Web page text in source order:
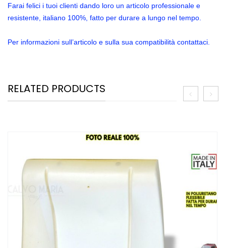
Farai felici i tuoi clienti dando loro un articolo professionale e
resistente, italiano 100%, fatto per durare a lungo nel tempo.
Per informazioni sull’articolo e sulla sua compatibilità contattaci.
RELATED PRODUCTS